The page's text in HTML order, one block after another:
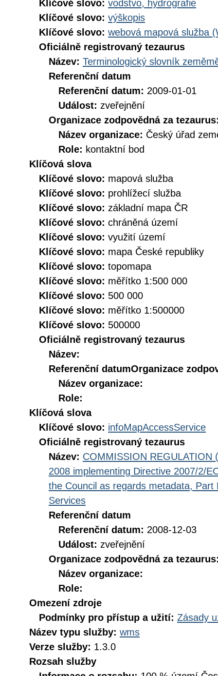
Klíčové slovo: vodstvo, hydrografie
Klíčové slovo: výškopis
Klíčové slovo: webová mapová služba
Oficiálně registrovaný tezaurus
Název: Terminologický slovník
Referenční datum
Referenční datum: 2009-01-01
Událost: zveřejnění
Organizace zodpovědná za
Název organizace: Český úřad
Role: kontaktní bod
Klíčová slova
Klíčové slovo: mapová služba
Klíčové slovo: prohlížecí služba
Klíčové slovo: základní mapa ČR
Klíčové slovo: chráněná území
Klíčové slovo: využití území
Klíčové slovo: mapa České republiky
Klíčové slovo: topomapa
Klíčové slovo: měřítko 1:500 000
Klíčové slovo: 500 000
Klíčové slovo: měřítko 1:500000
Klíčové slovo: 500000
Oficiálně registrovaný tezaurus
Název:
Referenční datumOrganizace
Název organizace:
Role:
Klíčová slova
Klíčové slovo: infoMapAccessService
Oficiálně registrovaný tezaurus
Název: COMMISSION REGULATION
2008 implementing Directive 2007/2/
the Council as regards metadata,
Services
Referenční datum
Referenční datum: 2008-12-03
Událost: zveřejnění
Organizace zodpovědná za
Název organizace:
Role:
Omezení zdroje
Podmínky pro přístup a užití: Zásady
Název typu služby: wms
Verze služby: 1.3.0
Rozsah služby